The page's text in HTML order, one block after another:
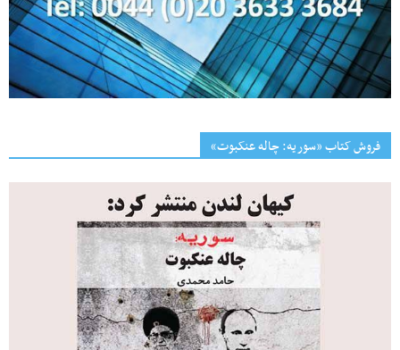
فروش کتاب «سوریه: چاله عنکبوت»